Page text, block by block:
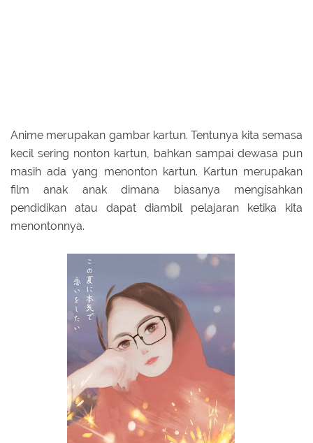
Anime merupakan gambar kartun. Tentunya kita semasa
kecil sering nonton kartun, bahkan sampai dewasa pun
masih ada yang menonton kartun. Kartun merupakan
film anak anak dimana biasanya mengisahkan
pendidikan atau dapat diambil pelajaran ketika kita
menontonnya.